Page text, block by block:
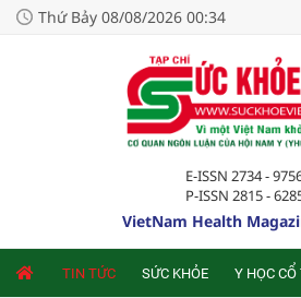
Thứ Bảy 08/08/2026 00:34
E-ISSN 2734 -
P-ISSN 2815 -
VietNam Health
TIN TỨC SỨC KHỎE Y HỌC CỔ